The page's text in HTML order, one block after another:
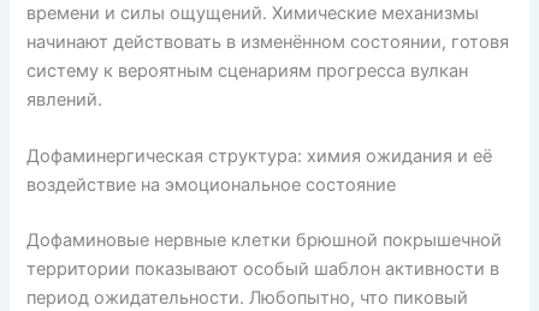
времени и силы ощущений. Химические механизмы
начинают действовать в изменённом состоянии, готовя
систему к вероятным сценариям прогресса вулкан
явлений.
Дофаминергическая структура: химия ожидания и её
воздействие на эмоциональное состояние
Дофаминовые нервные клетки брюшной покрышечной
территории показывают особый шаблон активности в
период ожидательности. Любопытно, что пиковый